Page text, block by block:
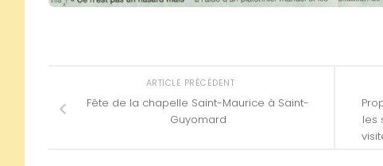
les
ARTICLE PRÉCÉDENT
Fête de la chapelle Saint-Maurice à Saint-
Guyomard